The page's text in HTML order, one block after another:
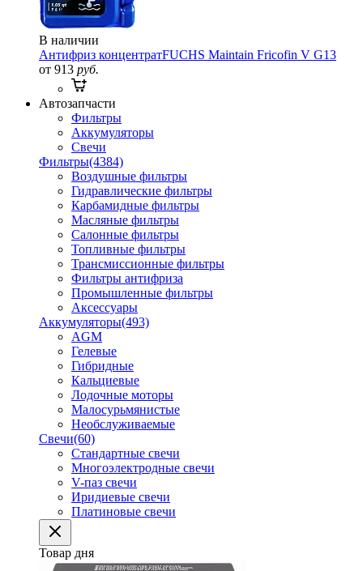
В наличии
Антифриз концентратFUCHS Maintain Fricofin V G13
от 913 руб.
Автозапчасти
Фильтры
Аккумуляторы
Свечи
Фильтры(4384)
Воздушные фильтры
Гидравлические фильтры
Карбамидные фильтры
Масляные фильтры
Салонные фильтры
Топливные фильтры
Трансмиссионные фильтры
Фильтры антифриза
Промышленные фильтры
Аксессуары
Аккумуляторы(493)
AGM
Гелевые
Гибридные
Кальциевые
Лодочные моторы
Малосурьмянистые
Необслуживаемые
Свечи(60)
Стандартные свечи
Многоэлектродные свечи
V-паз свечи
Иридиевые свечи
Платиновые свечи
Товар дня